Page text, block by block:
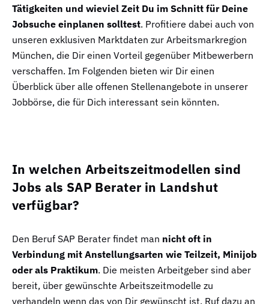
Tätigkeiten und wieviel Zeit Du im Schnitt für Deine
Jobsuche einplanen solltest. Profitiere dabei auch von
unseren exklusiven Marktdaten zur Arbeitsmarkregion
München, die Dir einen Vorteil gegenüber Mitbewerbern
verschaffen. Im Folgenden bieten wir Dir einen
Überblick über alle offenen Stellenangebote in unserer
Jobbörse, die für Dich interessant sein könnten.
In welchen Arbeitszeitmodellen sind
Jobs als SAP Berater in Landshut
verfügbar?
Den Beruf SAP Berater findet man nicht oft in
Verbindung mit Anstellungsarten wie Teilzeit, Minijob
oder als Praktikum. Die meisten Arbeitgeber sind aber
bereit, über gewünschte Arbeitszeitmodelle zu
verhandeln wenn das von Dir gewünscht ist. Ruf dazu an